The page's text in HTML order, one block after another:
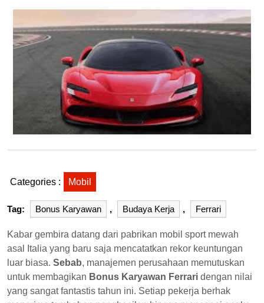
Categories : Mobil
Tag: Bonus Karyawan , Budaya Kerja , Ferrari
Kabar gembira datang dari pabrikan mobil sport mewah
asal Italia yang baru saja mencatatkan rekor keuntungan
luar biasa. Sebab, manajemen perusahaan memutuskan
untuk membagikan Bonus Karyawan Ferrari dengan nilai
yang sangat fantastis tahun ini. Setiap pekerja berhak